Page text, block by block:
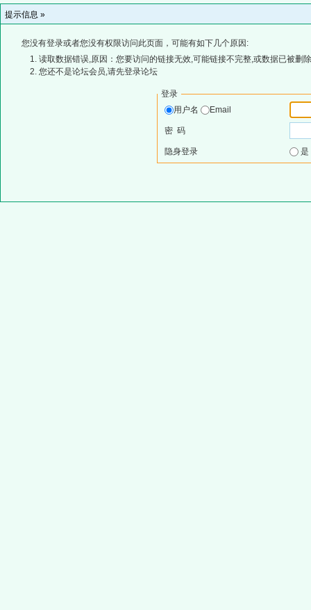
提示信息 »
您没有登录或者您没有权限访问此页面，可能有如下几个原因:
读取数据错误,原因：您要访问的链接无效,可能链接不完整,或数据已被删
您还不是论坛会员,请先登录论坛
登录
用户名
Email
密 码
隐身登录